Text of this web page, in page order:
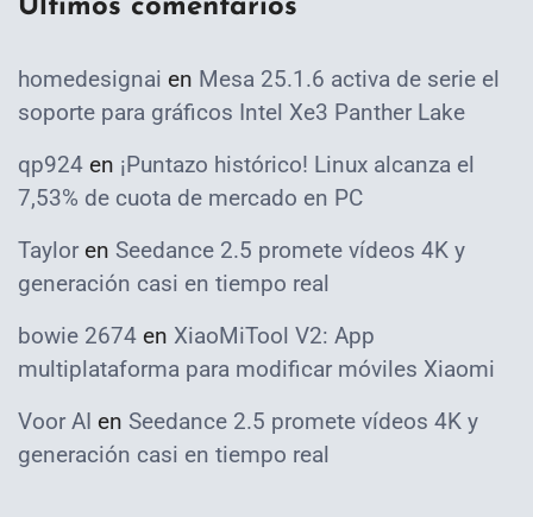
Ultimos comentarios
homedesignai en Mesa 25.1.6 activa de serie el
soporte para gráficos Intel Xe3 Panther Lake
qp924 en ¡Puntazo histórico! Linux alcanza el
7,53% de cuota de mercado en PC
Taylor en Seedance 2.5 promete vídeos 4K y
generación casi en tiempo real
bowie 2674 en XiaoMiTool V2: App
multiplataforma para modificar móviles Xiaomi
Voor AI en Seedance 2.5 promete vídeos 4K y
generación casi en tiempo real